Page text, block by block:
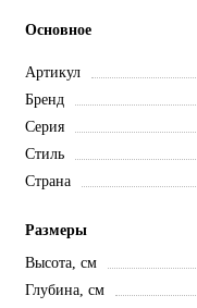
Основное
Артикул
Бренд
Серия
Стиль
Страна
Размеры
Высота, см
Глубина, см